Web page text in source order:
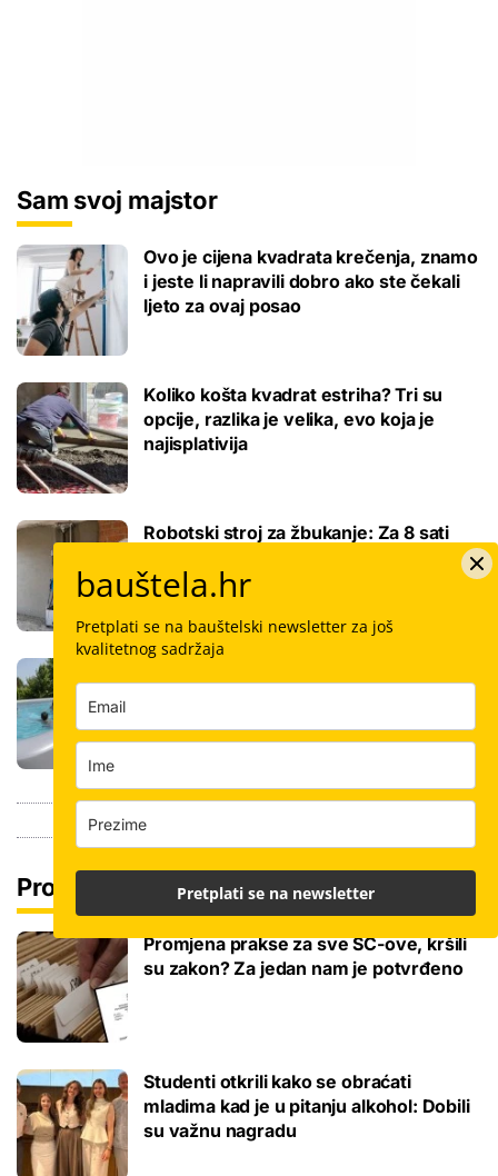
Sam svoj majstor
Ovo je cijena kvadrata krečenja, znamo
i jeste li napravili dobro ako ste čekali
ljeto za ovaj posao
Koliko košta kvadrat estriha? Tri su
opcije, razlika je velika, evo koja je
najisplativija
Robotski stroj za žbukanje: Za 8 sati
samo dva bauštelca
Pročitaj još
Promjena prakse za sve SC-ove, kršili
su zakon? Za jedan nam je potvrđeno
Studenti otkrili kako se obraćati
mladima kad je u pitanju alkohol: Dobili
su važnu nagradu
bauštela.hr
Pretplati se na bauštelski newsletter za još
kvalitetnog sadržaja
Pretplati se na newsletter